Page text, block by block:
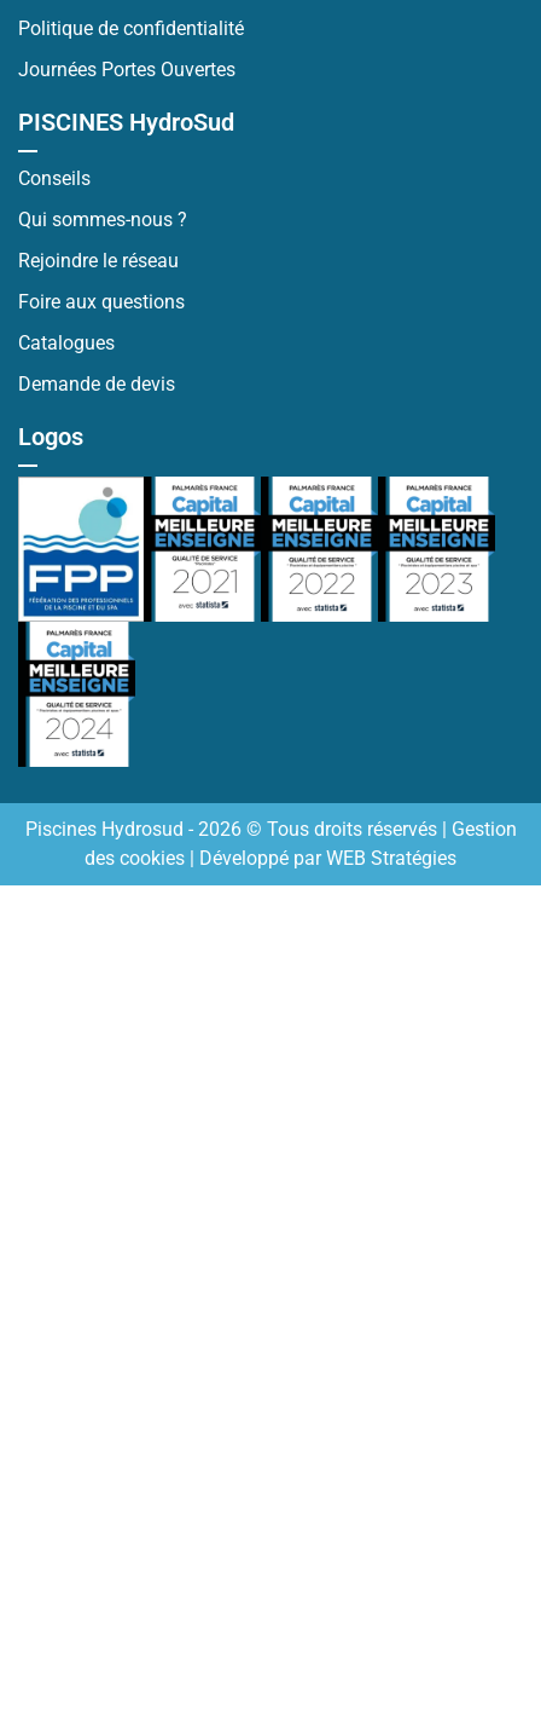
Politique de confidentialité
Journées Portes Ouvertes
PISCINES HydroSud
Conseils
Qui sommes-nous ?
Rejoindre le réseau
Foire aux questions
Catalogues
Demande de devis
Logos
Piscines Hydrosud - 2026 © Tous droits réservés | Gestion
des cookies | Développé parWEB Stratégies